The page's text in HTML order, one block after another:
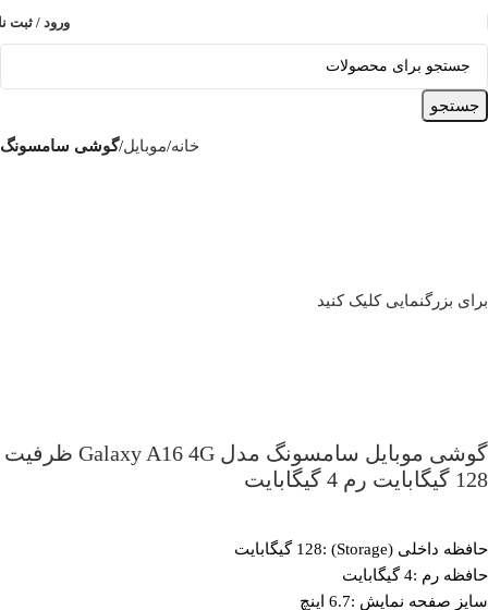
ورود / ثبت
جستجو
خانه موبایل گوشی سامسونگ
برای بزرگنمایی کلیک کنید
گوشی موبایل سامسونگ مدل Galaxy A16 4G ظرفیت
128 گیگابایت رم 4 گیگابایت
حافظه داخلی (Storage) :128 گیگابایت
حافظه رم :4 گیگابایت
سایز صفحه نمایش :6.7 اینچ